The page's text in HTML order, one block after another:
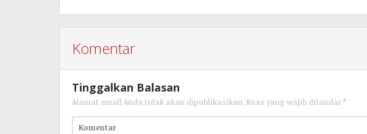
Komentar
Tinggalkan Balasan
Alamat email Anda tidak akan dipublikasikan. Ruas yang wajib ditandai *